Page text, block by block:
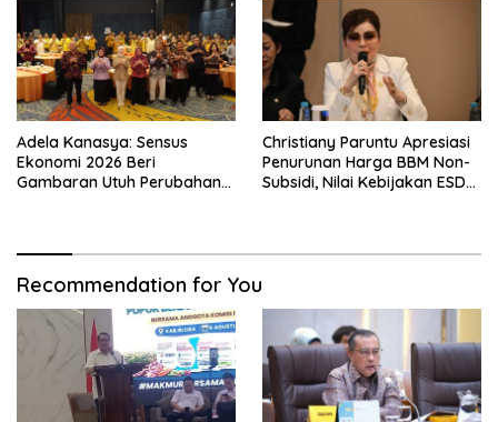
Adela Kanasya: Sensus
Ekonomi 2026 Beri
Gambaran Utuh Perubahan
Christiany Paruntu Apresiasi
Penurunan Harga BBM Non-
Subsidi, Nilai Kebijakan ESDM
Recommendation for You